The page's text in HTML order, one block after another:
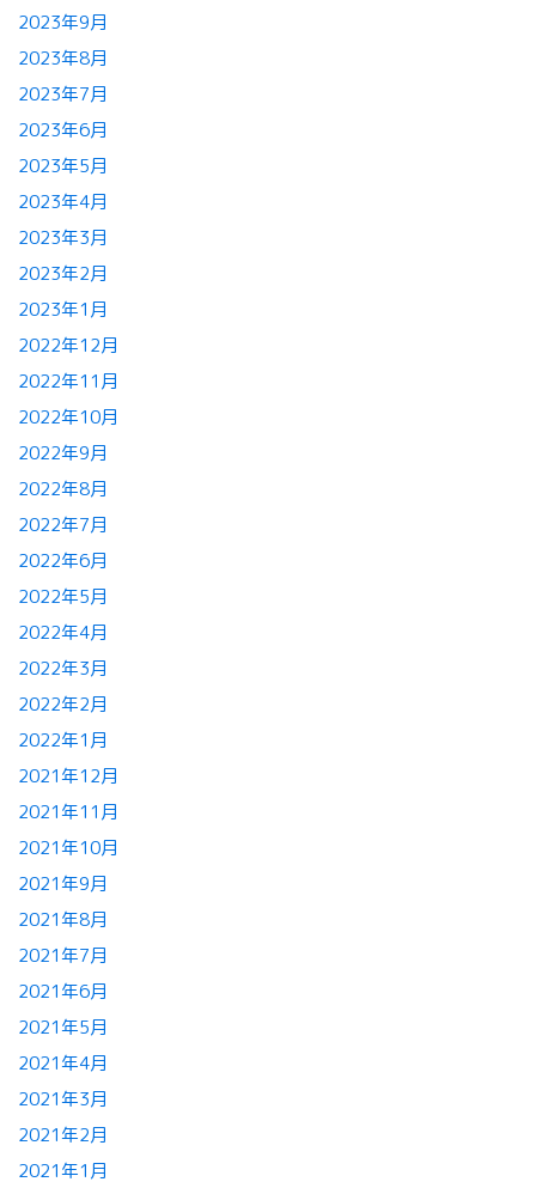
2023年9月
2023年8月
2023年7月
2023年6月
2023年5月
2023年4月
2023年3月
2023年2月
2023年1月
2022年12月
2022年11月
2022年10月
2022年9月
2022年8月
2022年7月
2022年6月
2022年5月
2022年4月
2022年3月
2022年2月
2022年1月
2021年12月
2021年11月
2021年10月
2021年9月
2021年8月
2021年7月
2021年6月
2021年5月
2021年4月
2021年3月
2021年2月
2021年1月